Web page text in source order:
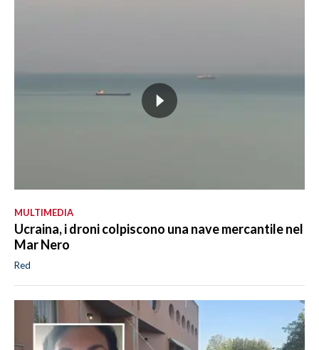
MULTIMEDIA
Ucraina, i droni colpiscono una nave mercantile nel
Mar Nero
Red